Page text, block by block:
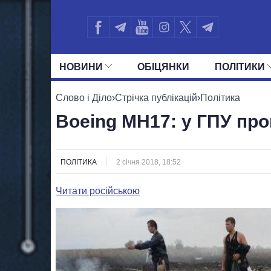
НОВИНИ ОБIЦЯНКИ ПОЛIТИКИ
УСІ ПОЛІТИКИ ПРЕЗИДЕНТ І ОФІС
Слово і Діло›Стрічка публікацій›Політика
Boeing MH17: у ГПУ
ПОЛІТИКА 2 січня 2018, 18:52
Читати російською